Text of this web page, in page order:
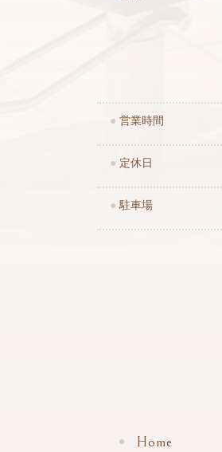
● 営業時間
● 定休日
● 駐車場
Home